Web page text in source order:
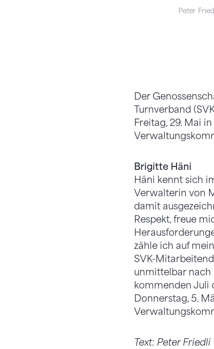
Peter
Der
Turnverband
Freitag, 29. Mai
Brigitte Häni
Häni kennt sich
Verwalterin von
damit
Respekt, freue
zähle ich auf
SVK-
unmittelbar nach
kommenden Juli
Donnerstag, 5.
Text: Peter Friedli